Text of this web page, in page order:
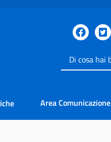
Inserisci
il
cercare
Area Comunicazione